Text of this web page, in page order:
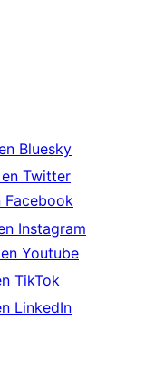
Bluesky
Twitter
Facebook
Instagram
Youtube
TikTok
LinkedIn